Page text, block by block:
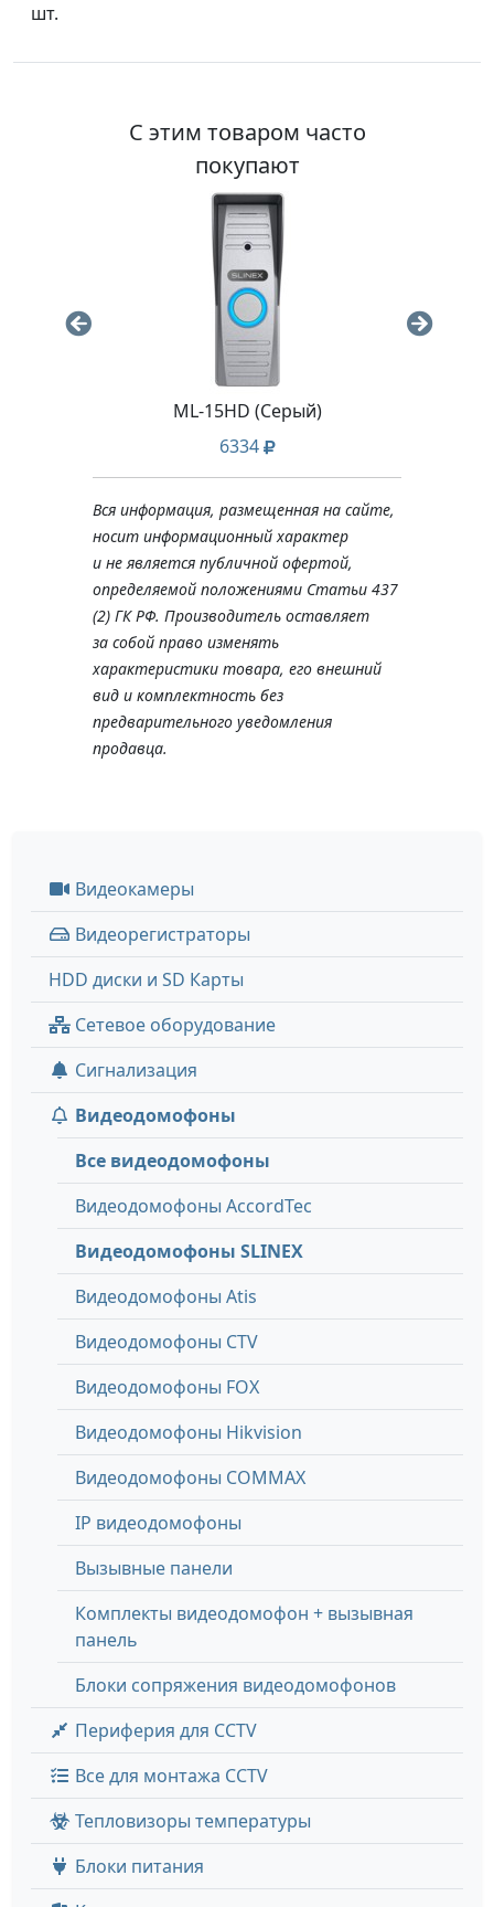
шт.
С этим товаром часто
покупают
ML-15HD (Серый)
6334
Вся информация, размещенная на сайте,
носит информационный характер
и не является публичной офертой,
определяемой положениями Статьи 437
(2) ГК РФ. Производитель оставляет
за собой право изменять
характеристики товара, его внешний
вид и комплектность без
предварительного уведомления
продавца.
Видеокамеры
Видеорегистраторы
HDD диски и SD Карты
Сетевое оборудование
Сигнализация
Видеодомофоны
Все видеодомофоны
Видеодомофоны AccordTec
Видеодомофоны SLINEX
Видеодомофоны Atis
Видеодомофоны CTV
Видеодомофоны FOX
Видеодомофоны Hikvision
Видеодомофоны COMMAX
IP видеодомофоны
Вызывные панели
Комплекты видеодомофон + вызывная
панель
Блоки сопряжения видеодомофонов
Периферия для CCTV
Все для монтажа CCTV
Тепловизоры температуры
Блоки питания